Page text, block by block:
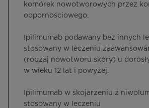
komórek nowotworowych przez
odpornościowego.
Ipilimumab podawany bez innych
stosowany w leczeniu
(rodzaj nowotworu skóry) u
w wieku 12 lat i powyżej.
Ipilimumab w skojarzeniu z
stosowany w leczeniu